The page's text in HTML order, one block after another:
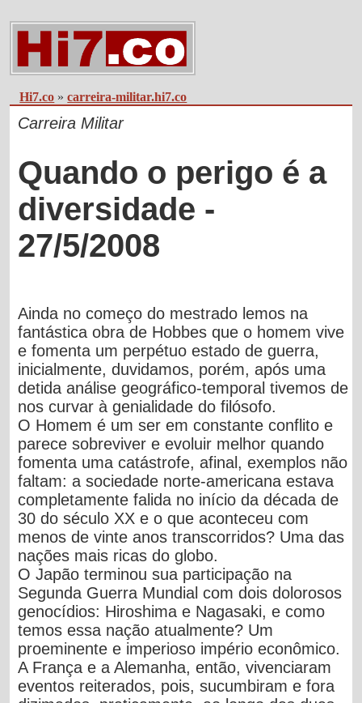
Hi7.co »carreira-militar.hi7.co
Carreira Militar
Quando o perigo é a
diversidade -
27/5/2008
Ainda no começo do mestrado lemos na
fantástica obra de Hobbes que o homem vive
e fomenta um perpétuo estado de guerra,
inicialmente, duvidamos, porém, após uma
detida análise geográfico-temporal tivemos de
nos curvar à genialidade do filósofo.
O Homem é um ser em constante conflito e
parece sobreviver e evoluir melhor quando
fomenta uma catástrofe, afinal, exemplos não
faltam: a sociedade norte-americana estava
completamente falida no início da década de
30 do século XX e o que aconteceu com
menos de vinte anos transcorridos? Uma das
nações mais ricas do globo.
O Japão terminou sua participação na
Segunda Guerra Mundial com dois dolorosos
genocídios: Hiroshima e Nagasaki, e como
temos essa nação atualmente? Um
proeminente e imperioso império econômico.
A França e a Alemanha, então, vivenciaram
eventos reiterados, pois, sucumbiram e fora